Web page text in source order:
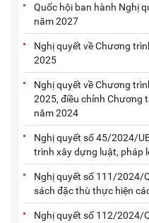
Quốc hội ban hành Nghị
năm 2027
Nghị quyết về Chương
2025
Nghị quyết về Chương
2025, điều chỉnh Chương
năm 2024
Nghị quyết số 45/2024/
trình xây dựng luật, pháp
Nghị quyết số 111/2024/
sách đặc thù thực hiện
Nghị quyết số 112/2024/